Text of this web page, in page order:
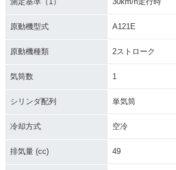
原動機型式 A121E
原動機種類 2ストローク
気筒数 1
シリンダ配列 単気筒
冷却方式 空冷
排気量 (cc) 49